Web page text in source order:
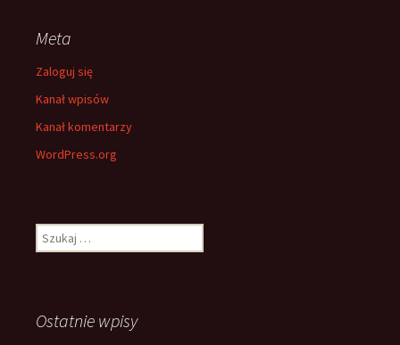
Meta
Zaloguj się
Kanał wpisów
Kanał komentarzy
WordPress.org
Szukaj:
Ostatnie wpisy